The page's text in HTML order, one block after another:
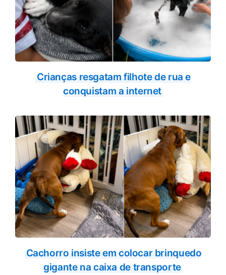
Crianças resgatam filhote de rua e
conquistam a internet
Cachorro insiste em colocar brinquedo
gigante na caixa de transporte